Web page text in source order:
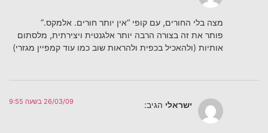
מצה בלי החורים, עם קופי “אין יותר חורים. אלמקס.”
פותר את זה בצורה הרבה יותר אלגנטית ויצירתית, מלסתום
אותיות (ולהאכיל בכפית ולהראות שוב כמו עוד קמפיין מגזרי)
ישראלי הגיב: 26/03/09 בשעה 9:55